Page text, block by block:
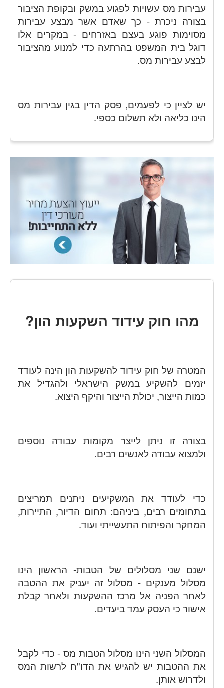
עבירות מס עשויות לפגוע במשק ובקופת הציבור
בצורה ניכרת - כך שאדם אשר מבצע עבירות
מסוימות פוגע בעצם באזרחים - במקרים אלו
דוגל בית המשפט בהרתעה כדי למנוע מהציבור
לבצע עבירות מס.
יש לציין כי לפעמים, פסק הדין בגין עבירות מס
הינו כליאה ולא תשלום כספי.
מהו חוק עידוד השקעות הון?
המטרה של חוק עידוד להשקעות הון הינה לעודד
יזמים להשקיע במשק הישראלי ולהגדיל את
כמות הייצור, יכולת הייצור והיקף היצוא.
בצורה זו ניתן לייצר מקומות עבודה נוספים
ולמצוא עבודה לאנשים רבים.
כדי לעודד את המשקיעים ניתנים תמריצים
בתחומים רבים, ביניהם: תחום הדיור, התיירות,
המחקר והפיתוח התעשייתי ועוד.
ישנם שני מסלולים של הטבות- הראשון הינו
מסלול מענקים - מסלול זה יעניק את ההטבה
לאחר הפניה אל מרכז ההשקעות ולאחר קבלת
אישור כי העסק עמד ביעדים.
המסלול השני הינו מסלול הטבות מס - כדי לקבל
את ההטבות יש להגיש את הדו"ח לרשות המס
ולדרוש אותן.